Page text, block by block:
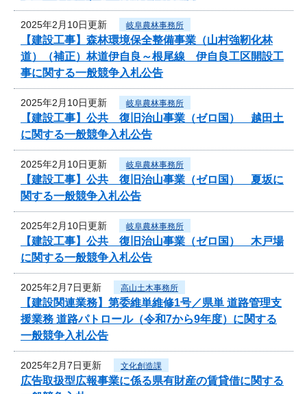
2025年2月10日更新 岐阜農林事務所
【建設工事】森林環境保全整備事業（山村強靭化林
道）（補正）林道伊自良～根尾線 伊自良工区開設工
事に関する一般競争入札公告
2025年2月10日更新 岐阜農林事務所
【建設工事】公共 復旧治山事業（ゼロ国） 越田土
に関する一般競争入札公告
2025年2月10日更新 岐阜農林事務所
【建設工事】公共 復旧治山事業（ゼロ国） 夏坂に
関する一般競争入札公告
2025年2月10日更新 岐阜農林事務所
【建設工事】公共 復旧治山事業（ゼロ国） 木戸場
に関する一般競争入札公告
2025年2月7日更新 高山土木事務所
【建設関連業務】第委維単維修1号／県単 道路管理支
援業務 道路パトロール（令和7から9年度）に関する
一般競争入札公告
2025年2月7日更新 文化創造課
広告取扱型広報事業に係る県有財産の賃貸借に関する